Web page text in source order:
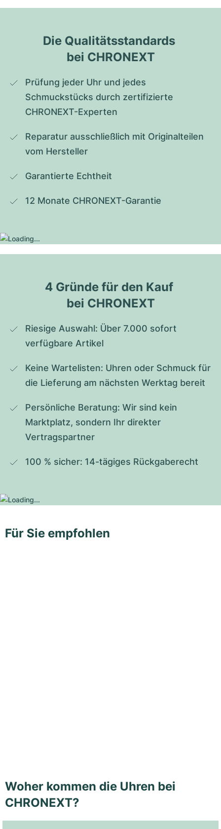
Die Qualitätsstandards
bei CHRONEXT
Prüfung jeder Uhr und jedes
Schmuckstücks durch zertifizierte
CHRONEXT-Experten
Reparatur ausschließlich mit Originalteilen
vom Hersteller
Garantierte Echtheit
12 Monate CHRONEXT-Garantie
4 Gründe für den Kauf
bei CHRONEXT
Riesige Auswahl: Über 7.000 sofort
verfügbare Artikel
Keine Wartelisten: Uhren oder Schmuck für
die Lieferung am nächsten Werktag bereit
Persönliche Beratung: Wir sind kein
Marktplatz, sondern Ihr direkter
Vertragspartner
100 % sicher: 14-tägiges Rückgaberecht
Für Sie empfohlen
Woher kommen die Uhren bei
CHRONEXT?